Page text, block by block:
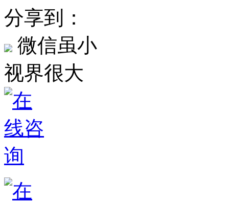
分享到：
微信虽小
视界很大